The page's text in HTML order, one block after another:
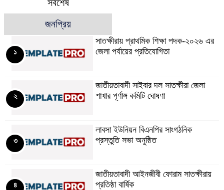
সর্বশেষ
জনপ্রিয়
সাতক্ষীরায় প্রাথমিক শিক্ষা পদক-২০২৬ এর
জেলা পর্যায়ের প্রতিযোগিতা
১
জাতীয়তাবাদী সাইবার দল সাতক্ষীরা জেলা
শাখার পূর্ণাঙ্গ কমিটি ঘোষণা
২
লাবসা ইউনিয়ন বিএনপির সাংগঠনিক
প্রস্তুতি সভা অনুষ্ঠিত
৩
জাতীয়তাবাদী আইনজীবী ফোরাম সাতক্ষীরায়
প্রতিষ্ঠা বার্ষিক
৪